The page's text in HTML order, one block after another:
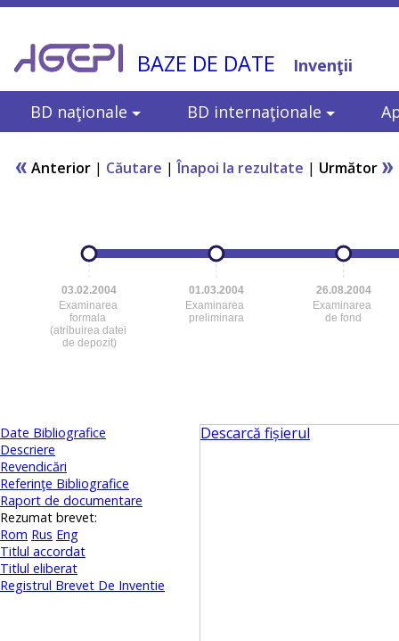
BAZE DE DATE Invenţii
BD naţionale BD internaţionale
Anterior | Căutare |Înapoi la rezultate | Următor
03.02.2004
Examinarea
formala
(atribuirea datei
de depozit)
01.03.2004
Examinarea
preliminara
26.08.2004
Examinarea
de fond
Date Bibliografice
Descriere
Revendicări
Referinţe Bibliografice
Raport de documentare
Rezumat brevet:
Rom Rus Eng
Titlul accordat
Titlul eliberat
Registrul Brevet De Inventie
Descarcă fișierul